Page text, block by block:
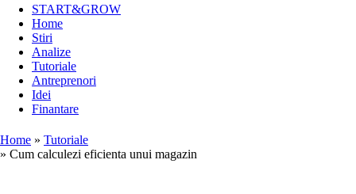
START&GROW
Home
Stiri
Analize
Tutoriale
Antreprenori
Idei
Finantare
Home » Tutoriale
» Cum calculezi eficienta unui magazin